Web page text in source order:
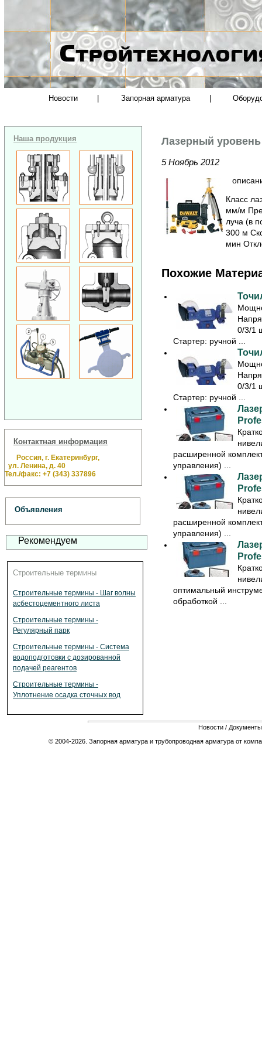
Новости Запорная арматура
Наша продукция
Контактная информация
Россия, г. Екатеринбург,
ул. Ленина, д. 40
Тел./факс: +7 (343) 337896
Объявления
Рекомендуем
Строительные термины
Строительные термины - Шаг волны
асбестоцементного листа
Строительные термины -
Регулярный парк
Строительные термины - Система
водоподготовки с дозированной
подачей реагентов
Строительные термины -
Уплотнение осадка сточных вод
Лазерный уровень
5 Ноябрь 2012
Класс
мм/м
луча (в
300 м
мин
Похожие
0/3/1
Стартер: ручной ...
0/3/1
Стартер: ручной ...
расширенной
управления) ...
расширенной
управления) ...
оптимальный
обработкой ...
Новости / Документы
© 2004-2026. Запорная арматура и трубопроводная арматура от